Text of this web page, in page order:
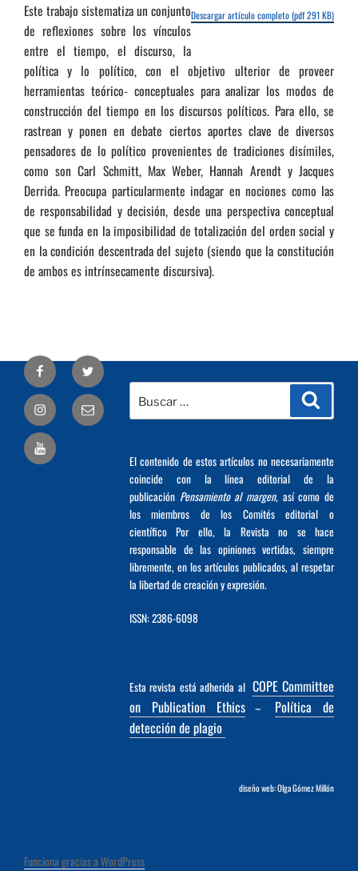
Descargar artículo completo (pdf 291 KB)
Este trabajo sistematiza un conjunto
de reflexiones sobre los vínculos
entre el tiempo, el discurso, la
política y lo político, con el objetivo ulterior de proveer
herramientas teórico- conceptuales para analizar los modos de
construcción del tiempo en los discursos políticos. Para ello, se
rastrean y ponen en debate ciertos aportes clave de diversos
pensadores de lo político provenientes de tradiciones disímiles,
como son Carl Schmitt, Max Weber, Hannah Arendt y Jacques
Derrida. Preocupa particularmente indagar en nociones como las
de responsabilidad y decisión, desde una perspectiva conceptual
que se funda en la imposibilidad de totalización del orden social y
en la condición descentrada del sujeto (siendo que la constitución
de ambos es intrínsecamente discursiva).
por:
El contenido de estos artículos no necesariamente
coincide con la línea editorial de la
publicación Pensamiento al margen, así como de
los miembros de los Comités editorial o
científico Por ello, la Revista no se hace
responsable de las opiniones vertidas, siempre
libremente, en los artículos publicados, al respetar
la libertad de creación y expresión.
ISSN: 2386-6098
Esta revista está adherida al COPE Committee
on Publication Ethics–
Política de
detección de plagio
diseño web: Olga Gómez Millón
Facebook Twitter
Correo
electrónico
Funciona gracias a WordPress